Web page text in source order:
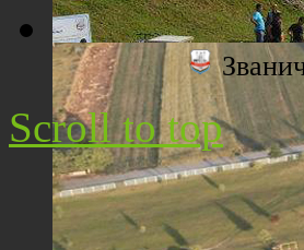
Плажа "Топољар" - Поглед са
Scroll to top